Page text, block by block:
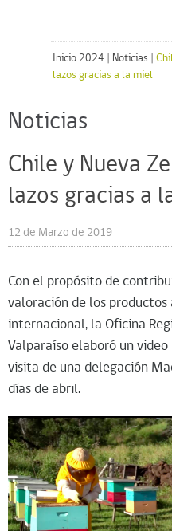
Inicio 2024 Noticias
lazos gracias a la miel
Noticias
Chile y Nueva
lazos gracias a
12 de Marzo de 2019
Con el propósito de
valoración de los productos
internacional, la Oficina
Valparaíso elaboró un
visita de una delegación
días de abril.